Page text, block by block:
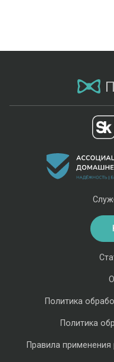
Политика
Политика
Правила применения